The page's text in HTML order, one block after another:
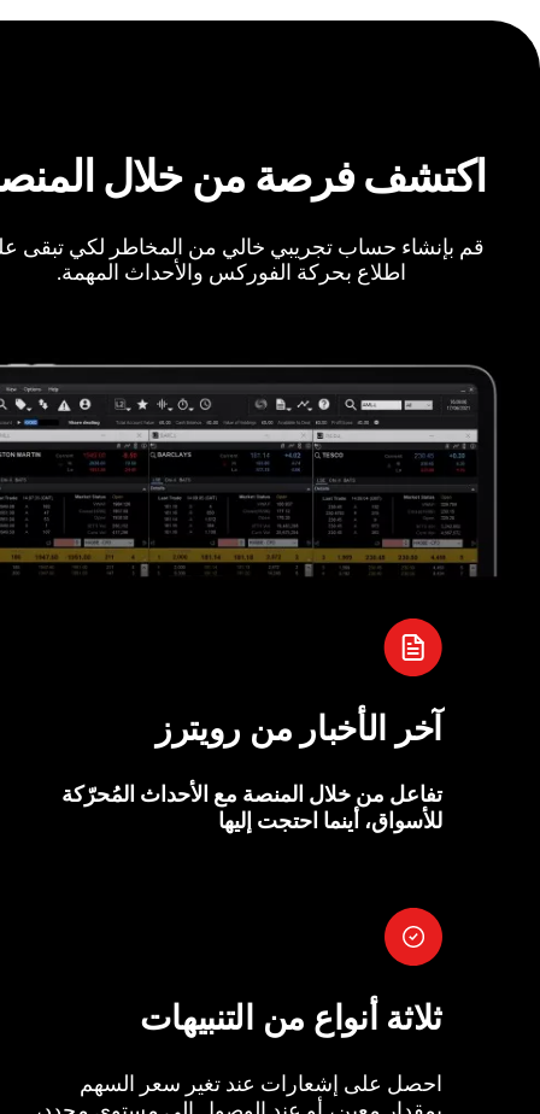
اكتشف فرصة من خلال
قم بإنشاء حساب تجريبي خالي من المخاطر لكي تبقى
اطلاع بحركة الفوركس والأحداث المهمة.
آخر الأخبار من رويترز
تفاعل من خلال المنصة مع الأحداث المُحرّكة
للأسواق، أينما احتجت إليها
ثلاثة أنواع من التنبيهات
احصل على إشعارات عند تغير سعر السهم